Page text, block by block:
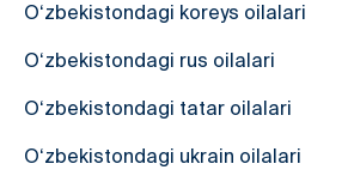
O‘zbekistondagi koreys oilalari
O‘zbekistondagi rus oilalari
O‘zbekistondagi tatar oilalari
O‘zbekistondagi ukrain oilalari